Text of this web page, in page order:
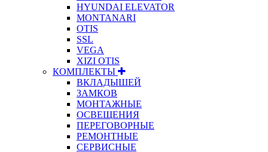
HYUNDAI ELEVATOR
MONTANARI
OTIS
SSL
VEGA
XIZI OTIS
КОМПЛЕКТЫ
ВКЛАДЫШЕЙ
ЗАМКОВ
МОНТАЖНЫЕ
ОСВЕЩЕНИЯ
ПЕРЕГОВОРНЫЕ
РЕМОНТНЫЕ
СЕРВИСНЫЕ